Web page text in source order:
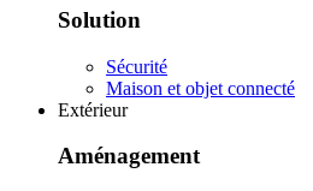
Solution
Sécurité
Maison et objet connecté
Extérieur
Aménagement